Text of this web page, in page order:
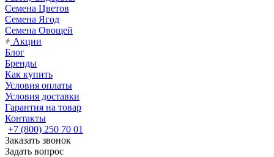
Семена Цветов
Семена Ягод
Семена Овощей
Акции
Блог
Бренды
Как купить
Условия оплаты
Условия доставки
Гарантия на товар
Контакты
+7 (800) 250 70 01
Заказать звонок
Задать вопрос